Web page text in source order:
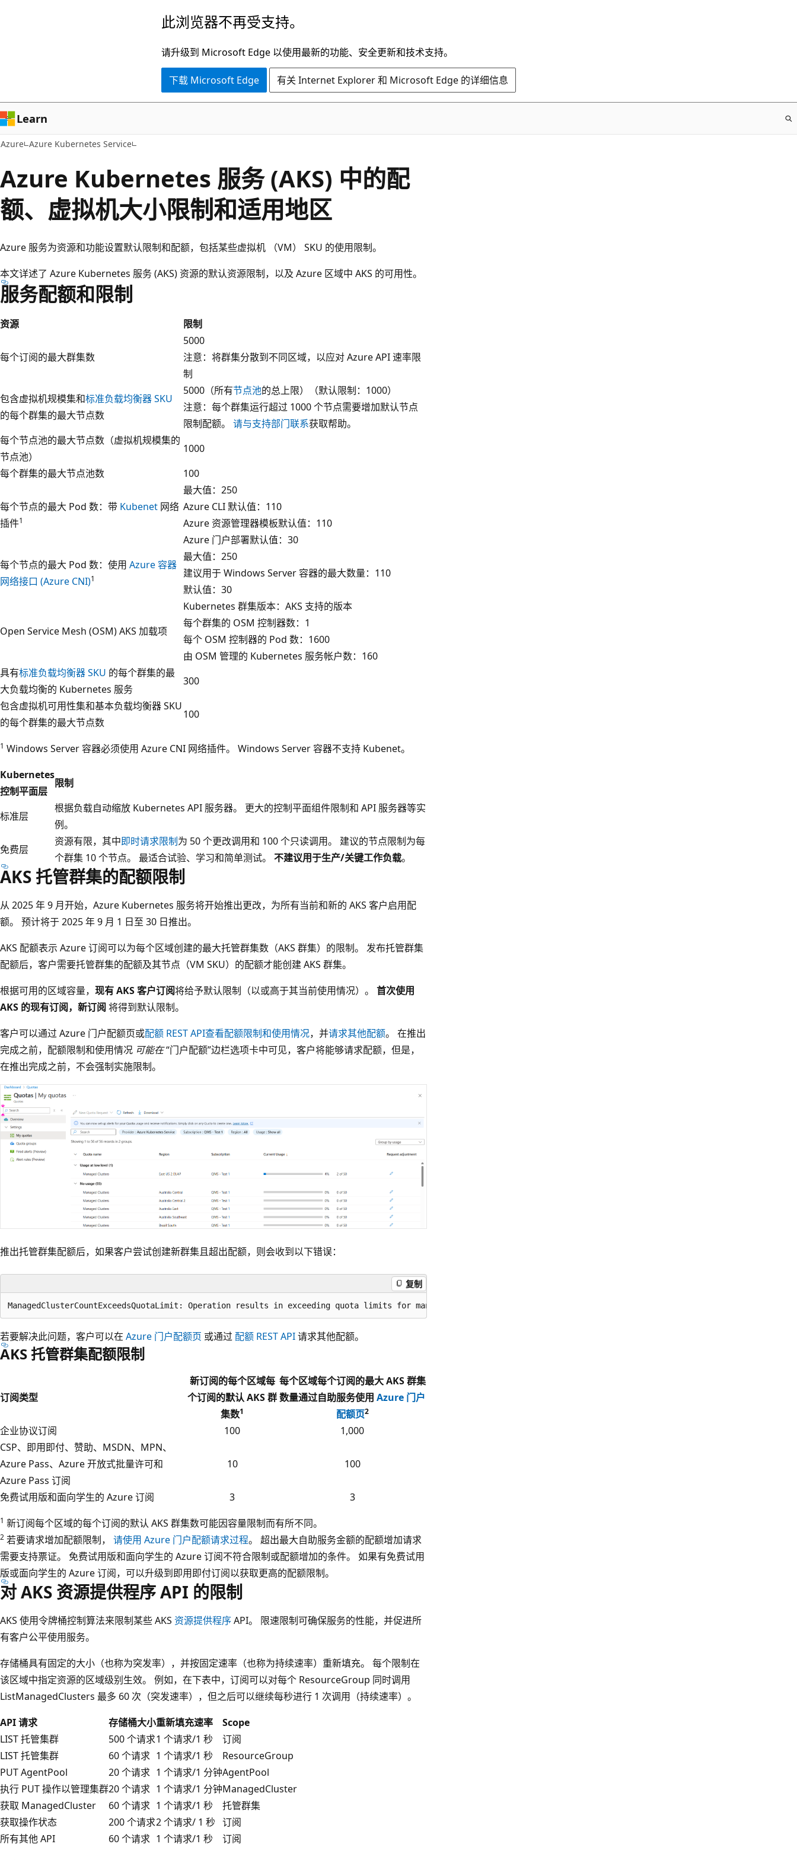
容
此浏览器不再受支持。
请升级到 Microsoft Edge 以使用最新的功能、安全更新和技术支持。
下载 Microsoft Edge 有关 Internet Explorer 和 Microsoft Edge 的详细信息
Learn
Azure Azure Kubernetes Service
Azure Kubernetes 服务 (AKS) 中的配
额、虚拟机大小限制和适用地区
Azure 服务为资源和功能设置默认限制和配额，包括某些虚拟机 （VM） SKU 的使用限制。
本文详述了 Azure Kubernetes 服务 (AKS) 资源的默认资源限制，以及 Azure 区域中 AKS 的可用性。
服务配额和限制
资源 限制
每个订阅的最大群集数
5000
注意：将群集分散到不同区域，以应对 Azure API 速率限
制
包含虚拟机规模集和标准负载均衡器 SKU
的每个群集的最大节点数
5000（所有节点池的总上限）（默认限制：1000）
注意：每个群集运行超过 1000 个节点需要增加默认节点
限制配额。 请与支持部门联系获取帮助。
每个节点池的最大节点数（虚拟机规模集的
节点池）
1000
每个群集的最大节点池数
100
每个节点的最大 Pod 数：带 Kubenet 网络
插件1
最大值：250
Azure CLI 默认值：110
Azure 资源管理器模板默认值：110
Azure 门户部署默认值：30
每个节点的最大 Pod 数：使用 Azure 容器
网络接口 (Azure CNI)1
最大值：250
建议用于 Windows Server 容器的最大数量：110
默认值：30
Open Service Mesh (OSM) AKS 加载项
Kubernetes 群集版本：AKS 支持的版本
每个群集的 OSM 控制器数：1
每个 OSM 控制器的 Pod 数：1600
由 OSM 管理的 Kubernetes 服务帐户数：160
具有标准负载均衡器 SKU 的每个群集的最
大负载均衡的 Kubernetes 服务
300
包含虚拟机可用性集和基本负载均衡器 SKU
的每个群集的最大节点数
100
1 Windows Server 容器必须使用 Azure CNI 网络插件。 Windows Server 容器不支持 Kubenet。
Kubernetes
控制平面层
限制
标准层
根据负载自动缩放 Kubernetes API 服务器。 更大的控制平面组件限制和 API 服务器等实
例。
免费层
资源有限，其中即时请求限制为 50 个更改调用和 100 个只读调用。 建议的节点限制为每
个群集 10 个节点。 最适合试验、学习和简单测试。 不建议用于生产/关键工作负载。
AKS 托管群集的配额限制
从 2025 年 9 月开始，Azure Kubernetes 服务将开始推出更改，为所有当前和新的 AKS 客户启用配
额。 预计将于 2025 年 9 月 1 日至 30 日推出。
AKS 配额表示 Azure 订阅可以为每个区域创建的最大托管群集数（AKS 群集）的限制。 发布托管群集
配额后，客户需要托管群集的配额及其节点（VM SKU）的配额才能创建 AKS 群集。
根据可用的区域容量， 现有 AKS 客户订阅将给予默认限制（以或高于其当前使用情况）。 首次使用
AKS 的现有订阅，新订阅将得到默认限制。
客户可以通过 Azure 门户配额页或配额 REST API查看配额限制和使用情况，并请求其他配额。 在推出
完成之前，配额限制和使用情况 可能在“门户配额”边栏选项卡中可见，客户将能够请求配额，但是，
在推出完成之前，不会强制实施限制。
l
t
b
o
“
/
m
e
d
i
a
/
q
u
o
t
a
s
s
k
u
s
-
r
e
g
i
o
n
推出托管群集配额后，如果客户尝试创建新群集且超出配额，则会收到以下错误：
复制
若要解决此问题，客户可以在 Azure 门户配额页 或通过 配额 REST API请求其他配额。
AKS 托管群集配额限制
订阅类型
新订阅的每个区域每
个订阅的默认 AKS 群
集数1
每个区域每个订阅的最大 AKS 群集
数量通过自助服务使用 Azure 门户
配额页2
企业协议订阅 100
1,000
CSP、即用即付、赞助、MSDN、MPN、
Azure Pass、Azure 开放式批量许可和
Azure Pass 订阅
10 100
免费试用版和面向学生的 Azure 订阅 3 3
1 新订阅每个区域的每个订阅的默认 AKS 群集数可能因容量限制而有所不同。
2 若要请求增加配额限制， 请使用 Azure 门户配额请求过程。 超出最大自助服务金额的配额增加请求
需要支持票证。 免费试用版和面向学生的 Azure 订阅不符合限制或配额增加的条件。 如果有免费试用
版或面向学生的 Azure 订阅，可以升级到即用即付订阅以获取更高的配额限制。
对 AKS 资源提供程序 API 的限制
AKS 使用令牌桶控制算法来限制某些 AKS 资源提供程序API。 限速限制可确保服务的性能，并促进所
有客户公平使用服务。
存储桶具有固定的大小（也称为突发率），并按固定速率（也称为持续速率）重新填充。 每个限制在
该区域中指定资源的区域级别生效。 例如，在下表中，订阅可以对每个 ResourceGroup 同时调用
ListManagedClusters 最多 60 次（突发速率），但之后可以继续每秒进行 1 次调用（持续速率）。
API 请求
存储桶大小重新填充速率
Scope
LIST 托管集群
500 个请求1 个请求/1 秒
订阅
LIST 托管集群
60 个请求 1 个请求/1 秒
ResourceGroup
PUT AgentPool
20 个请求 1 个请求/1 分钟AgentPool
执行 PUT 操作以管理集群20 个请求 1 个请求/1 分钟ManagedCluster
获取 ManagedCluster
60 个请求 1 个请求/1 秒
托管群集
获取操作状态
200 个请求2 个请求/ 1 秒 订阅
所有其他 API
60 个请求 1 个请求/1 秒
订阅